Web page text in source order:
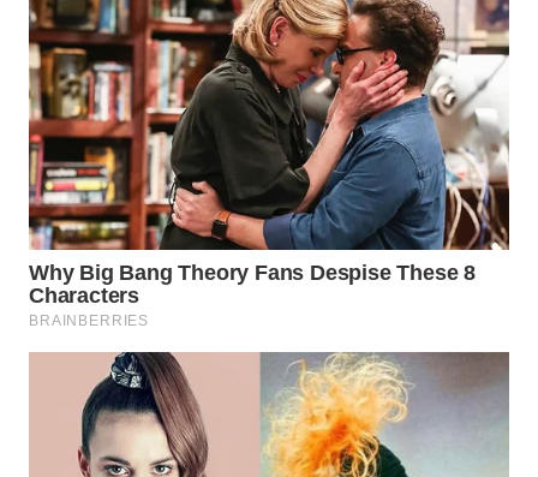
WN
LABUHANBATU
WN
TAPANULI
TENGAH
WN DELI
SERDANG
WN
WN
PAKPAK